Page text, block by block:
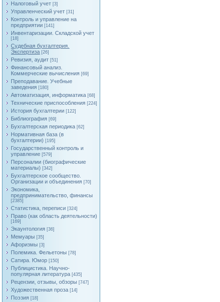
Налоговый учет [3]
Управленческий учет [31]
Контроль и управление на
предприятии [141]
Инвентаризации. Складской учет
[18]
Судебная бухгалтерия.
Экспертиза [26]
Ревизия, аудит [51]
Финансовый анализ.
Коммерческие вычисления [69]
Преподавание. Учебные
заведения [180]
Автоматизация, информатика [68]
Технические приспособления [224]
История бухгалтерии [122]
Библиография [69]
Бухгалтерская периодика [62]
Нормативная база (в
бухгалтерии) [195]
Государственный контроль и
управление [579]
Персоналии (биографические
материалы) [342]
Бухгалтерское сообщество.
Организации и объединения [70]
Экономика,
предпринимательство, финансы
[2385]
Статистика, переписи [324]
Право (как область деятельности)
[169]
Экаунтология [36]
Мемуары [35]
Афоризмы [3]
Полемика. Фельетоны [78]
Сатира. Юмор [150]
Публицистика. Научно-
популярная литература [435]
Рецензии, отзывы, обзоры [747]
Художественная проза [14]
Поэзия [18]